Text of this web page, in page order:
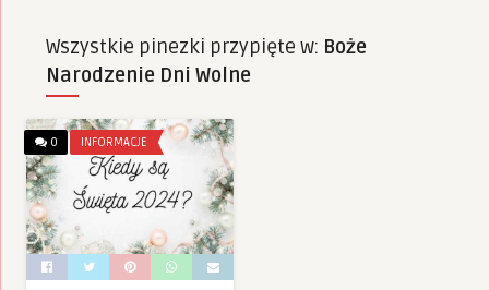
Wszystkie pinezki przypięte w: Boże
Narodzenie Dni Wolne
0 INFORMACJE